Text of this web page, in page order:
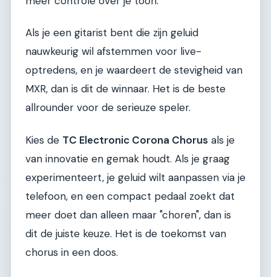
Als je een gitarist bent die zijn geluid
nauwkeurig wil afstemmen voor live-
optredens, en je waardeert de stevigheid van
MXR, dan is dit de winnaar. Het is de beste
allrounder voor de serieuze speler.
Kies de TC Electronic Corona Chorus als je
van innovatie en gemak houdt. Als je graag
experimenteert, je geluid wilt aanpassen via je
telefoon, en een compact pedaal zoekt dat
meer doet dan alleen maar "choren", dan is
dit de juiste keuze. Het is de toekomst van
chorus in een doos.